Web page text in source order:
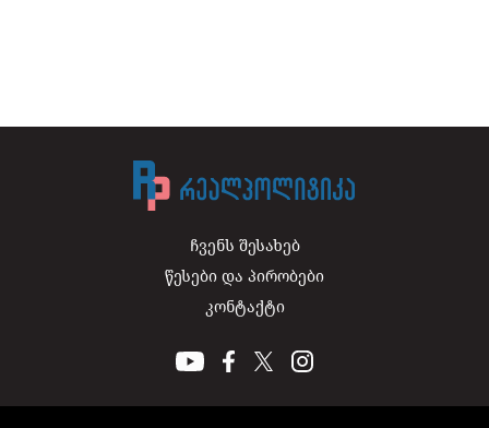
ჩვენს შესახებ
წესები და პირობები
კონტაქტი